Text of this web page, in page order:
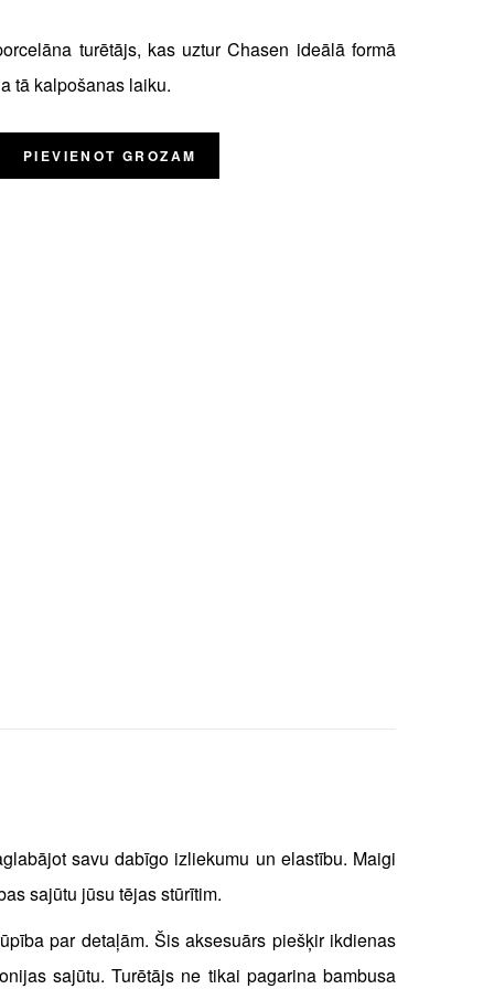
turētājs, kas uztur Chasen ideālā formā
tā kalpošanas laiku.
PIEVIENOT GROZAM
savu dabīgo izliekumu un elastību. Maigi
sajūtu jūsu tējas stūrītim.
par detaļām. Šis aksesuārs piešķir ikdienas
sajūtu. Turētājs ne tikai pagarina bambusa